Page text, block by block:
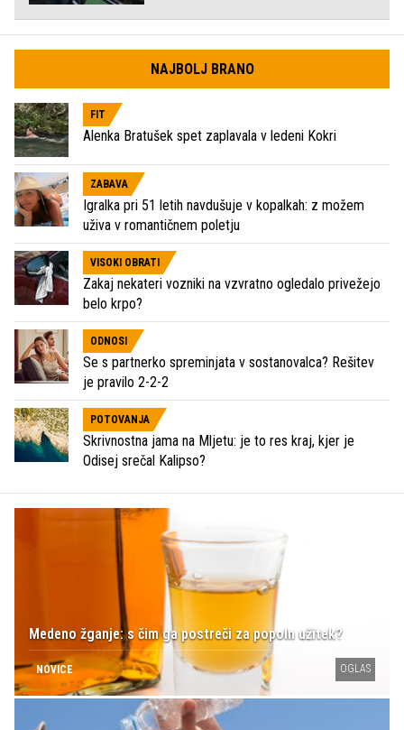
NAJBOLJ BRANO
FIT
Alenka Bratušek spet zaplavala v ledeni Kokri
ZABAVA
Igralka pri 51 letih navdušuje v kopalkah: z možem
uživa v romantičnem poletju
VISOKI OBRATI
Zakaj nekateri vozniki na vzvratno ogledalo privežejo
belo krpo?
ODNOSI
Se s partnerko spreminjata v sostanovalca? Rešitev
je pravilo 2-2-2
POTOVANJA
Skrivnostna jama na Mljetu: je to res kraj, kjer je
Odisej srečal Kalipso?
Medeno žganje: s čim ga postreči za popoln užitek?
NOVICE OGLAS